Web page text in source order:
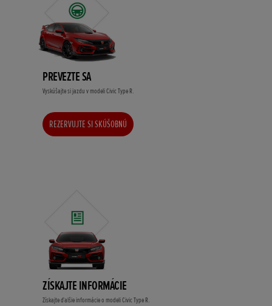
PREVEZTE SA
Vyskúšajte si jazdu v modeli Civic Type R.
REZERVUJTE SI SKÚŠOBNÚ
ZÍSKAJTE INFORMÁCIE
Získajte ďalšie informácie o modeli Civic Type R.